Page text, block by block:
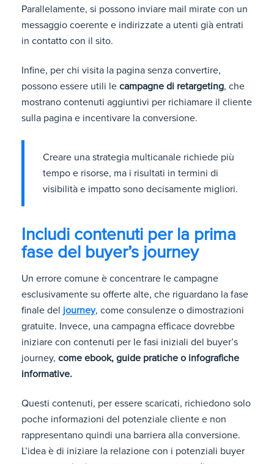
Parallelamente, si possono inviare mail mirate con un
messaggio coerente e indirizzate a utenti già entrati
in contatto con il sito.
Infine, per chi visita la pagina senza convertire,
possono essere utili le campagne di retargeting, che
mostrano contenuti aggiuntivi per richiamare il cliente
sulla pagina e incentivare la conversione.
Creare una strategia multicanale richiede più
tempo e risorse, ma i risultati in termini di
visibilità e impatto sono decisamente migliori.
Includi contenuti per la prima
fase del buyer’s journey
Un errore comune è concentrare le campagne
esclusivamente su offerte alte, che riguardano la fase
finale del journey, come consulenze o dimostrazioni
gratuite. Invece, una campagna efficace dovrebbe
iniziare con contenuti per le fasi iniziali del buyer’s
journey, come ebook, guide pratiche o infografiche
informative.
Questi contenuti, per essere scaricati, richiedono solo
poche informazioni del potenziale cliente e non
rappresentano quindi una barriera alla conversione.
L’idea è di iniziare la relazione con i potenziali buyer